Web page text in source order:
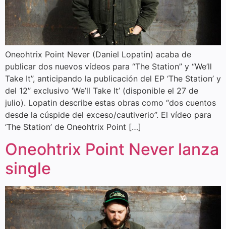
Oneohtrix Point Never (Daniel Lopatin) acaba de
publicar dos nuevos vídeos para “The Station” y “We’ll
Take It”, anticipando la publicación del EP ‘The Station’ y
del 12” exclusivo ‘We’ll Take It’ (disponible el 27 de
julio). Lopatin describe estas obras como “dos cuentos
desde la cúspide del exceso/cautiverio”. El vídeo para
‘The Station’ de Oneohtrix Point […]
Oneohtrix Point Never lanza
single